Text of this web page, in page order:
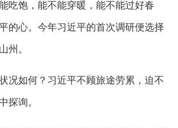
饱，能不能穿暖，能不能过好春
的心。今年习近平的首次调研便选择
州。
如何？习近平不顾旅途劳累，迫不
探询。